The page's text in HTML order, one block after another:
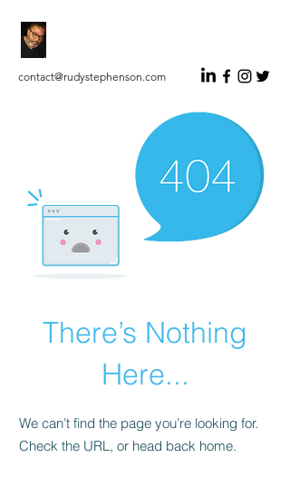
Auteur Indépendant Éditorialiste
contact@rudystephenson.com
There’s Nothing
Here...
We can’t find the page you’re looking for.
Check the URL, or head back home.